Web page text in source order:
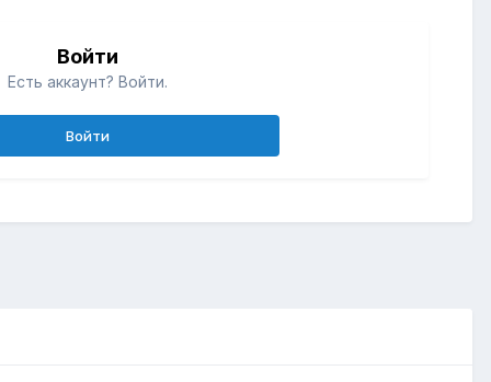
Войти
Есть аккаунт? Войти.
Войти